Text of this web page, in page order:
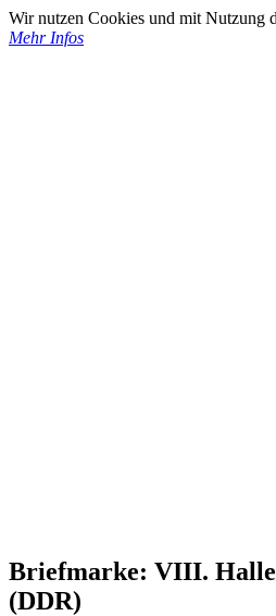
Wir nutzen Cookies und mit Nutzung
Mehr Infos
Briefmarke: VIII.
(DDR)